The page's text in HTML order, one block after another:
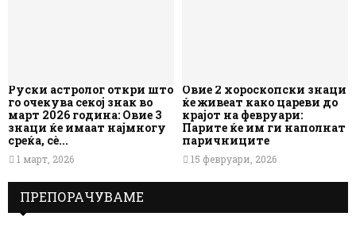
Руски астролог откри што
го очекува секој знак во
март 2026 година: Овие 3
знаци ќе имаат најмногу
среќа, сè...
1 март, 2026
Овие 2 хороскопски знаци
ќе живеат како цареви до
крајот на февруари:
Парите ќе им ги наполнат
паричниците
15 февруари, 2026
ПРЕПОРАЧУВАМЕ